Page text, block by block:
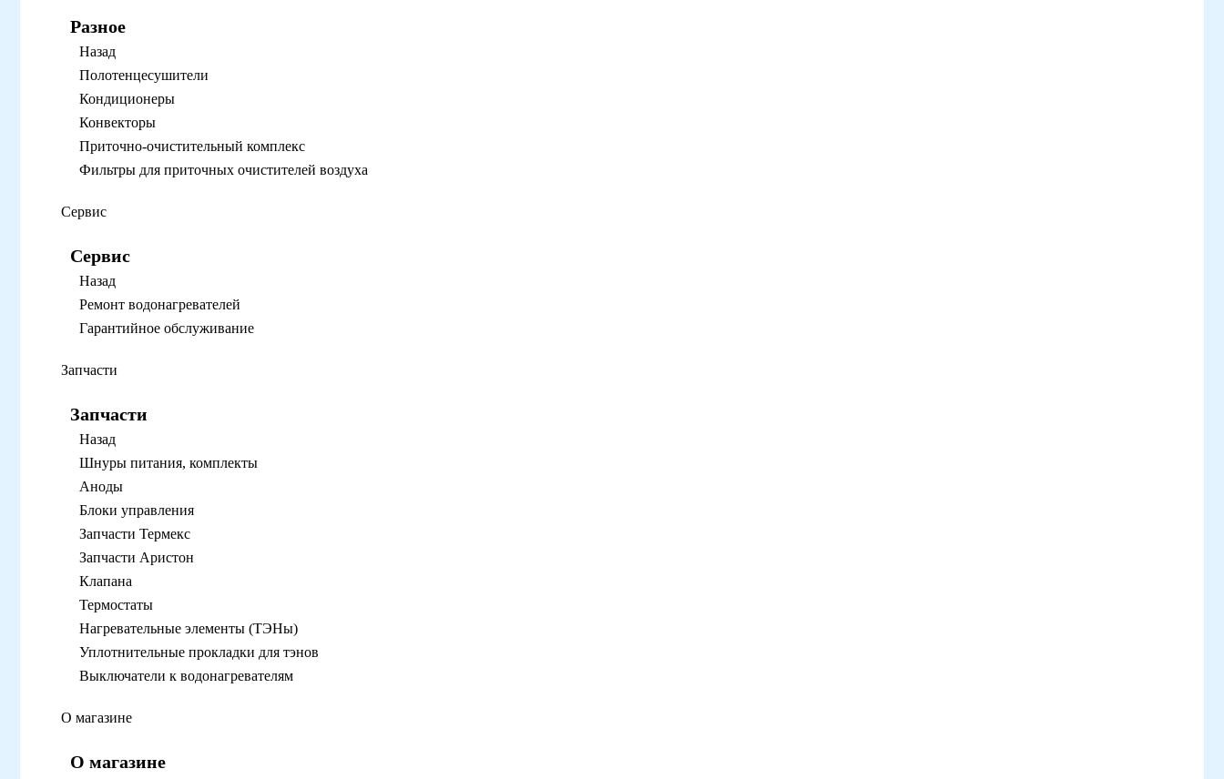
Разное
Назад
Полотенцесушители
Кондиционеры
Конвекторы
Приточно-очистительный комплекс
Фильтры для приточных очистителей воздуха
Сервис
Сервис
Назад
Ремонт водонагревателей
Гарантийное обслуживание
Запчасти
Запчасти
Назад
Шнуры питания, комплекты
Аноды
Блоки управления
Запчасти Термекс
Запчасти Аристон
Клапана
Термостаты
Нагревательные элементы (ТЭНы)
Уплотнительные прокладки для тэнов
Выключатели к водонагревателям
О магазине
О магазине